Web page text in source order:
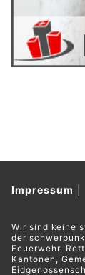
Impressum
Wir sind keine
der
Feuerwehr,
Kantonen,